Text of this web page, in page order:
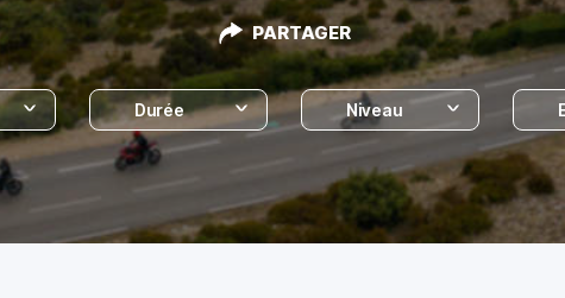
PARTAGER
Durée Niveau